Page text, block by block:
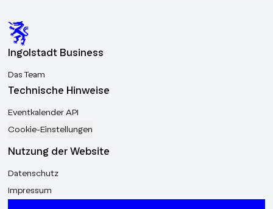
Ingolstadt Business
Das Team
Technische Hinweise
Eventkalender API
Cookie-Einstellungen
Nutzung der Website
Datenschutz
Impressum